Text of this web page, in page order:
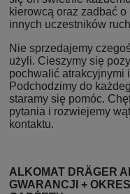
kierowcą oraz zadbać
innych uczestników
Nie sprzedajemy
użyli. Cieszymy się
pochwalić atrakcyjnymi
Podchodzimy do
staramy się pomóc.
pytania i rozwiejemy
kontaktu.
ALKOMAT DRÄGER
GWARANCJI +